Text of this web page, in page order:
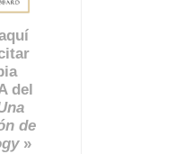
del
de
»